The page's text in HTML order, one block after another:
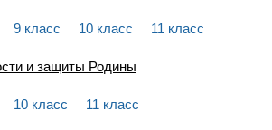
9 класс 10 класс 11 класс
и защиты Родины
10 класс 11 класс